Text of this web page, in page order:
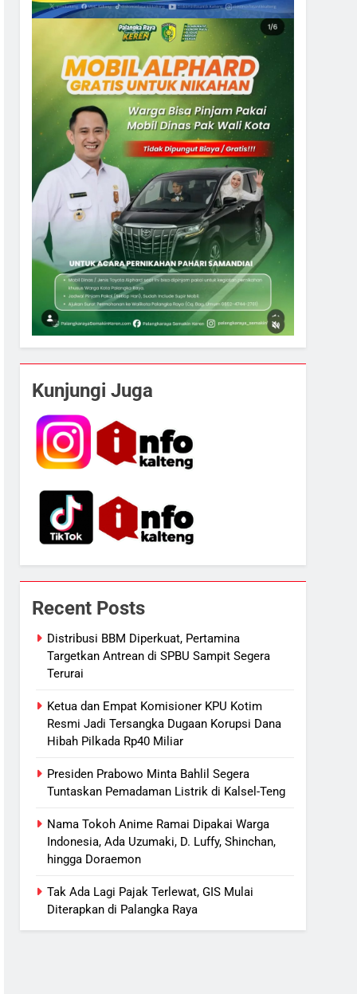
Kunjungi Juga
Recent Posts
Distribusi BBM Diperkuat, Pertamina
Targetkan Antrean di SPBU Sampit Segera
Terurai
Ketua dan Empat Komisioner KPU Kotim
Resmi Jadi Tersangka Dugaan Korupsi Dana
Hibah Pilkada Rp40 Miliar
Presiden Prabowo Minta Bahlil Segera
Tuntaskan Pemadaman Listrik di Kalsel-Teng
Nama Tokoh Anime Ramai Dipakai Warga
Indonesia, Ada Uzumaki, D. Luffy, Shinchan,
hingga Doraemon
Tak Ada Lagi Pajak Terlewat, GIS Mulai
Diterapkan di Palangka Raya